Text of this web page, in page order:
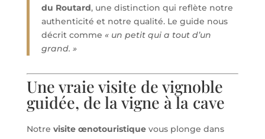
du Routard, une distinction qui reflète notre
authenticité et notre qualité. Le guide nous
décrit comme « un petit qui a tout d’un
grand. »
Une vraie visite de vignoble
guidée, de la vigne à la cave
Notre visite œnotouristiquevous plonge dans